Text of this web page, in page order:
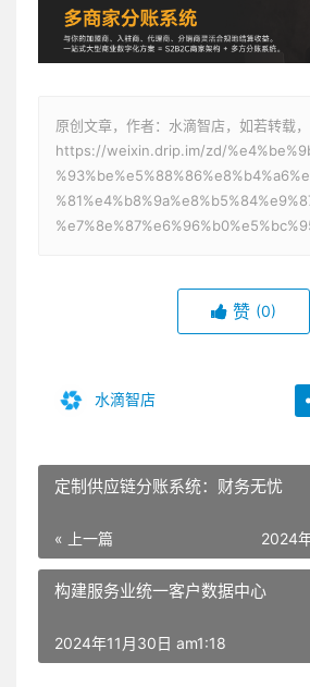
原创文章，作者：水滴智店，如若转载，
https://weixin.drip.im/zd/
赞 (0)
水滴智店
定制供应链分账系统：财务无忧
« 上一篇 2024
构建服务业统一客户数据中心
2024年11月30日 am1:18